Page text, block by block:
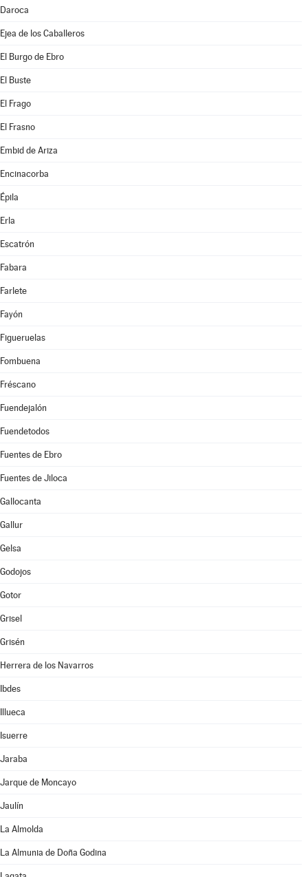
Daroca
Ejea de los Caballeros
El Burgo de Ebro
El Buste
El Frago
El Frasno
Embid de Ariza
Encinacorba
Épila
Erla
Escatrón
Fabara
Farlete
Fayón
Figueruelas
Fombuena
Fréscano
Fuendejalón
Fuendetodos
Fuentes de Ebro
Fuentes de Jiloca
Gallocanta
Gallur
Gelsa
Godojos
Gotor
Grisel
Grisén
Herrera de los Navarros
Ibdes
Illueca
Isuerre
Jaraba
Jarque de Moncayo
Jaulín
La Almolda
La Almunia de Doña Godina